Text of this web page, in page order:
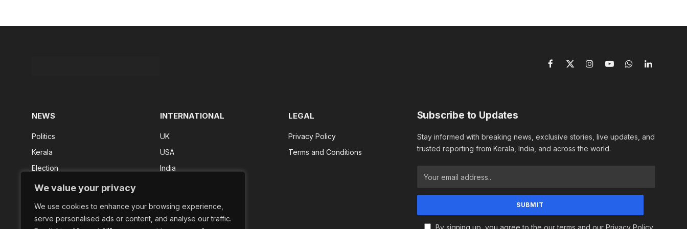
We value your privacy
We use cookies to enhance your browsing experience,
serve personalised ads or content, and analyse our traffic.
Facebook
X
InstagramYouTubeWhatsAppLinkedIn
NEWS
Politics
Kerala
Election
Kerala Result
Shorts
INTERNATIONAL
UK
USA
India
LEGAL
Privacy Policy
Terms and Conditions
Subscribe to Updates
Stay informed with breaking news, exclusive stories, live updates, and
trusted reporting from Kerala, India, and across the world.
By signing up, you agree to the our terms and our Privacy Policy